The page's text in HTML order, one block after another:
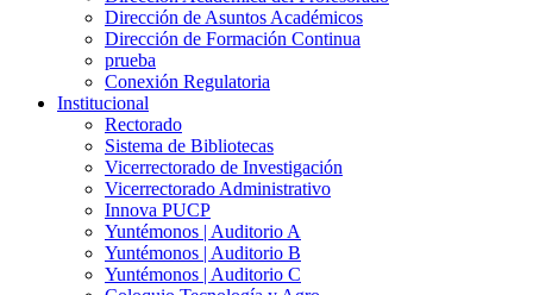
Dirección de Asuntos Académicos
Dirección de Formación Continua
prueba
Conexión Regulatoria
Institucional
Rectorado
Sistema de Bibliotecas
Vicerrectorado de Investigación
Vicerrectorado Administrativo
Innova PUCP
Yuntémonos | Auditorio A
Yuntémonos | Auditorio B
Yuntémonos | Auditorio C